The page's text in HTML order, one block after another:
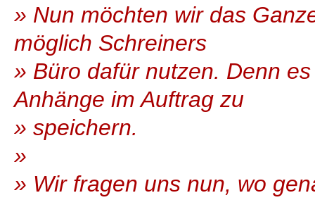
» Nun möchten wir das
möglich Schreiners
» Büro dafür nutzen. Denn
Anhänge im Auftrag zu
» speichern.
»
» Wir fragen uns nun, wo